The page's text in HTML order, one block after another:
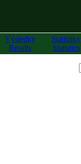
Výsledky
Results
Statistiky
Statistics